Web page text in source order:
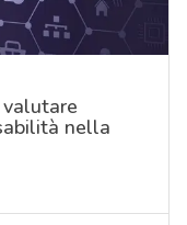
nella